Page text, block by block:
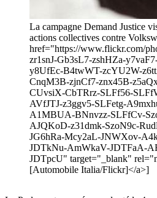
La campagne Demand Justice
actions collectives contre
href="https://www.flickr.com/
zr1snJ-Gb3sL7-zshHZa-
y8UfEc-B4twWT-zcYU2W-
CnqM3B-zjnCf7-znx45B-
CUvsiX-CbTRrz-SLFf56-
AVfJTJ-z3ggv5-SLFetg-
A1MBUA-BNnvzz-SLFfCv-
AJQKoD-z31dmk-SzoN9c-
JG6hRa-Mcy2aL-JNWXov-
JDTkNu-AmWkaV-JDTFaA-
JDTpcU" target="_blank"
[Automobile Italia/Flickr]</a>]